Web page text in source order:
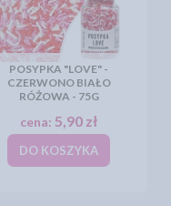
POSYPKA "LOVE" -
CZERWONO BIAŁO
RÓŻOWA - 75G
cena:5,90 zł
DO KOSZYKA